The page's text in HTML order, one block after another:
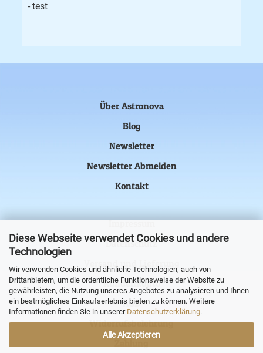
Diese Webseite verwendet Cookies und andere
Technologien
Wir verwenden Cookies und ähnliche Technologien, auch von
Drittanbietern, um die ordentliche Funktionsweise der Website zu
gewährleisten, die Nutzung unseres Angebotes zu analysieren und Ihnen
ein bestmögliches Einkaufserlebnis bieten zu können. Weitere
Informationen finden Sie in unserer Datenschutzerklärung.
Alle Akzeptieren
- test
Über Astronova
Blog
Newsletter
Newsletter Abmelden
Kontakt
Impressum
Datenschutz
Versand und Lieferung
Kundenkonto
AGB
Widerrufsbelehrung
Zahlung